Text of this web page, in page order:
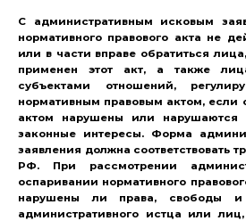
С административным исковым
нормативного правового акта не
или в части вправе обратиться
применен этот акт, а также
субъектами отношений,
нормативным правовым актом, если
актом нарушены или нарушаются
законные интересы. Форма
заявления должна соответствовать
РФ. При рассмотрении
оспаривании нормативного
нарушены ли права, свободы и
административного истца или